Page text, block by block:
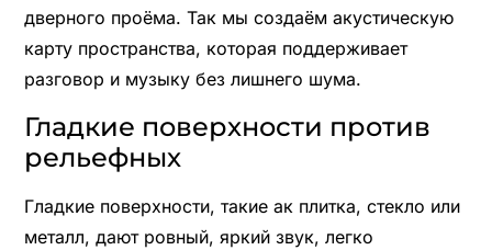
дверного проёма. Так мы создаём акустическую
карту пространства, которая поддерживает
разговор и музыку без лишнего шума.
Гладкие поверхности против
рельефных
Гладкие поверхности, такие ак плитка, стекло или
металл, дают ровный, яркий звук, легко